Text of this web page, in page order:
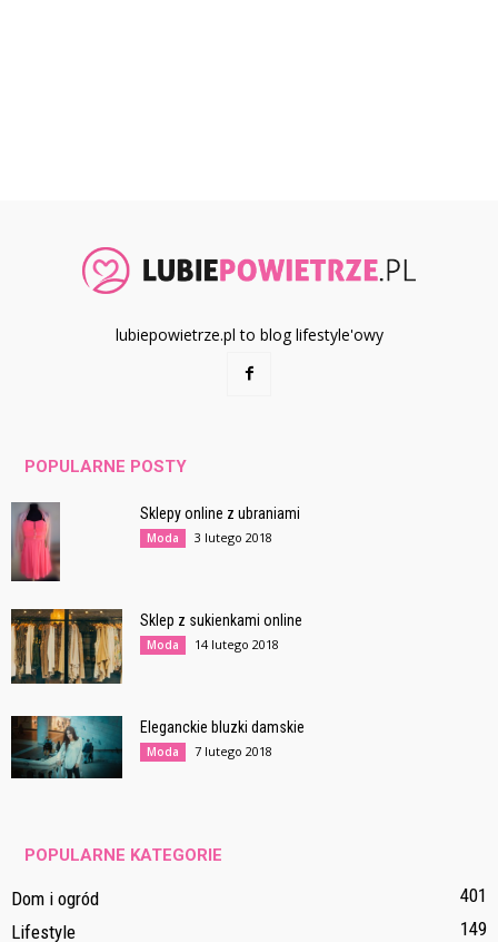
lubiepowietrze.pl to blog lifestyle'owy
POPULARNE POSTY
Sklepy online z ubraniami
Moda 3 lutego 2018
Sklep z sukienkami online
Moda 14 lutego 2018
Eleganckie bluzki damskie
Moda 7 lutego 2018
POPULARNE KATEGORIE
Dom i ogród
401
Lifestyle
149